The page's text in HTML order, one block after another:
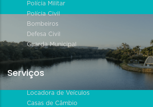
Polícia Militar
Polícia Civil
Bombeiros
Defesa Civil
Guarda Municipal
Serviços
Locadora de Veículos
Casas de Câmbio